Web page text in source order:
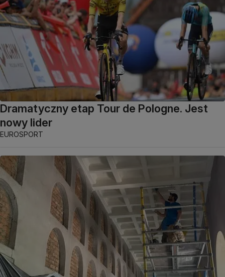
Dramatyczny etap Tour de Pologne. Jest
nowy lider
EUROSPORT